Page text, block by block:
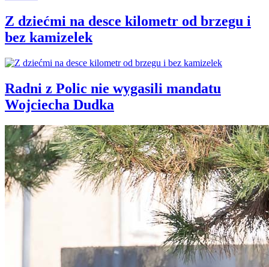
Z dziećmi na desce kilometr od brzegu i
bez kamizelek
Radni z Polic nie wygasili mandatu
Wojciecha Dudka